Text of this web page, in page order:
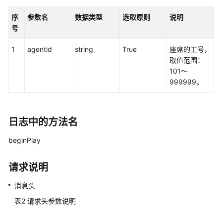
Fabric）
席
参
考
信
座
序
号
参数名 数据类型 选取原则 说明
1 agentid string True
座席的工号，
取值范围：
101～
999999。
日志中的方法名
beginPlay
请求说明
消息头
表2 请求头参数说明